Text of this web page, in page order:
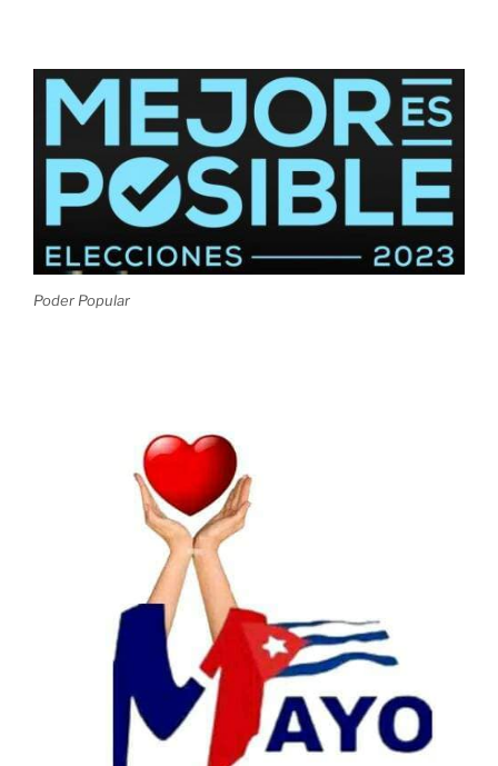
Poder Popular